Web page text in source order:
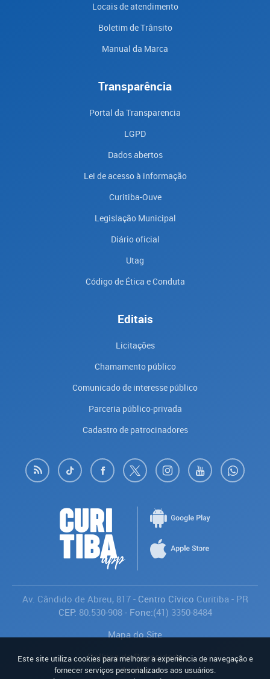
Locais de atendimento
Boletim de Trânsito
Manual da Marca
Transparência
Portal da Transparencia
LGPD
Dados abertos
Lei de acesso à informação
Curitiba-Ouve
Legislação Municipal
Diário oficial
Utag
Código de Ética e Conduta
Editais
Licitações
Chamamento público
Comunicado de interesse público
Parceria público-privada
Cadastro de patrocinadores
Av. Cândido de Abreu, 817- Centro Cívico Curitiba- PR
CEP: 80.530-908- Fone:(41) 3350-8484
Mapa do Site
Política de Privacidade
Avaliar
Este site utiliza cookies para melhorar a experiência de navegação e
fornecer serviços personalizados aos usuários.